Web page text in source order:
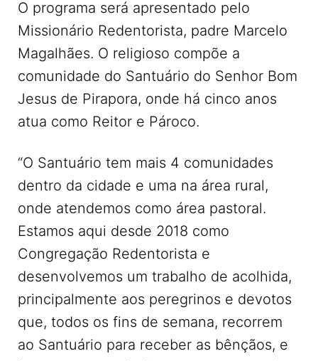
O programa será apresentado pelo
Missionário Redentorista, padre Marcelo
Magalhães. O religioso compõe a
comunidade do Santuário do Senhor Bom
Jesus de Pirapora, onde há cinco anos
atua como Reitor e Pároco.
“O Santuário tem mais 4 comunidades
dentro da cidade e uma na área rural,
onde atendemos como área pastoral.
Estamos aqui desde 2018 como
Congregação Redentorista e
desenvolvemos um trabalho de acolhida,
principalmente aos peregrinos e devotos
que, todos os fins de semana, recorrem
ao Santuário para receber as bênçãos, e